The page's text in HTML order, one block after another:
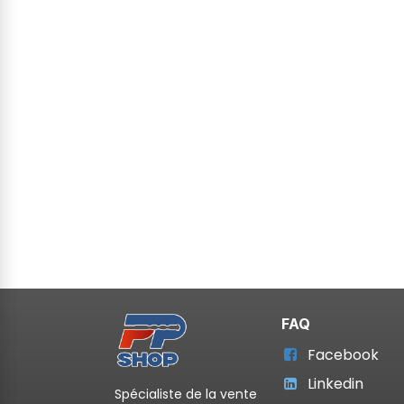
Spécialiste de la vente
FAQ
Facebook
Linkedin